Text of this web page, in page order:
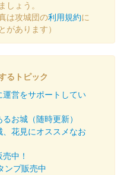
夏祭り限定版
城印 前橋市立前橋高等
ょう。
は攻城団の利用規約に
あります）
るトピック
営をサポートしてい
お城（随時更新）
花見にオススメなお
中！
ンプ販売中